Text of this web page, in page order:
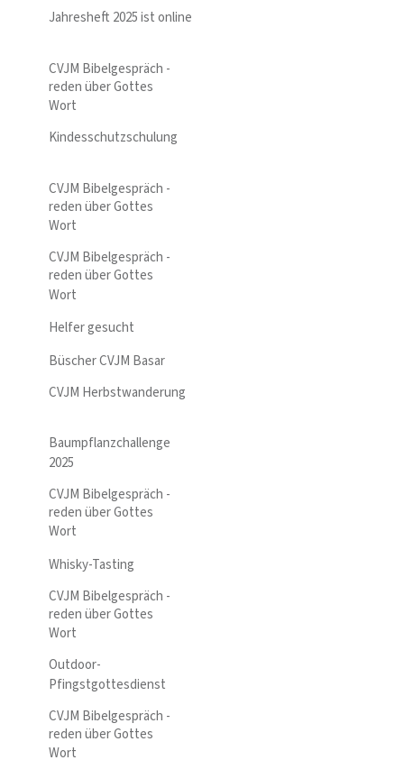
Jahresheft 2025 ist online
CVJM Bibelgespräch -
reden über Gottes
Wort
Kindesschutzschulung
CVJM Bibelgespräch -
reden über Gottes
Wort
CVJM Bibelgespräch -
reden über Gottes
Wort
Helfer gesucht
Büscher CVJM Basar
CVJM Herbstwanderung
Baumpflanzchallenge
2025
CVJM Bibelgespräch -
reden über Gottes
Wort
Whisky-Tasting
CVJM Bibelgespräch -
reden über Gottes
Wort
Outdoor-
Pfingstgottesdienst
CVJM Bibelgespräch -
reden über Gottes
Wort